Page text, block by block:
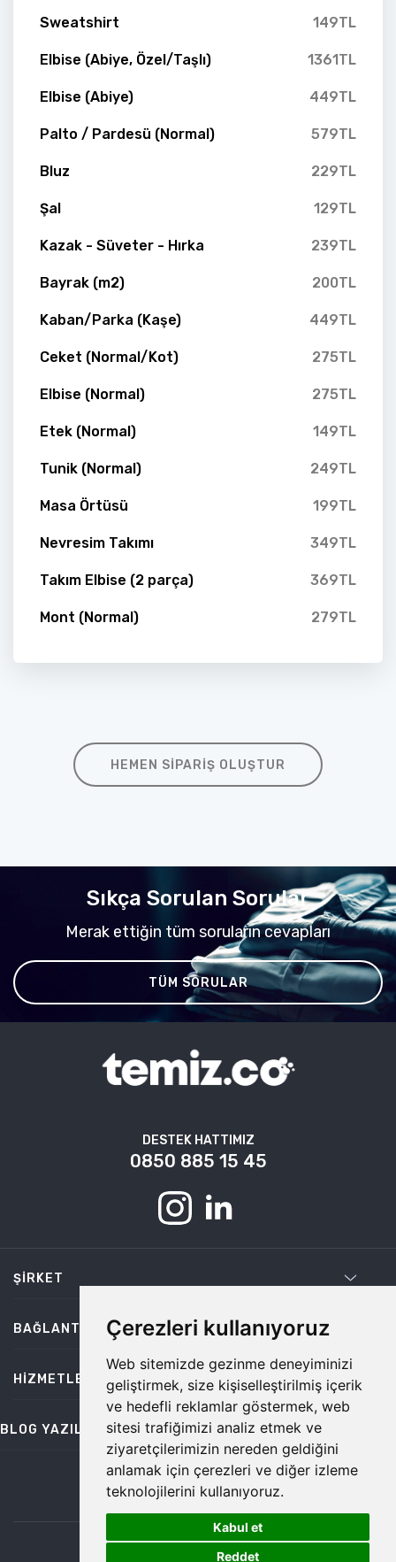
Çerezleri kullanıyoruz
Web sitemizde gezinme deneyiminizi
geliştirmek, size kişiselleştirilmiş içerik
ve hedefli reklamlar göstermek, web
sitesi trafiğimizi analiz etmek ve
ziyaretçilerimizin nereden geldiğini
anlamak için çerezleri ve diğer izleme
teknolojilerini kullanıyoruz.
Kabul et
Reddet
Sweatshirt 149TL
Elbise (Abiye, Özel/Taşlı) 1361TL
Elbise (Abiye) 449TL
Palto / Pardesü (Normal) 579TL
Bluz 229TL
Şal 129TL
Kazak - Süveter - Hırka 239TL
Bayrak (m2) 200TL
Kaban/Parka (Kaşe) 449TL
Ceket (Normal/Kot) 275TL
Elbise (Normal) 275TL
Etek (Normal) 149TL
Tunik (Normal) 249TL
Masa Örtüsü 199TL
Nevresim Takımı 349TL
Takım Elbise (2 parça) 369TL
Mont (Normal) 279TL
HEMEN SIPARIŞ OLUŞTUR
Sıkça Sorulan Sorular
Merak ettiğin tüm soruların cevapları
TÜM SORULAR
DESTEK HATTIMIZ
0850 885 15 45
ŞIRKET
BAĞLANTILAR
HIZMETLER
BLOG YAZILARI
bilgi@temiz.co
©2026 Temiz, Her Hakkı Saklıdır.